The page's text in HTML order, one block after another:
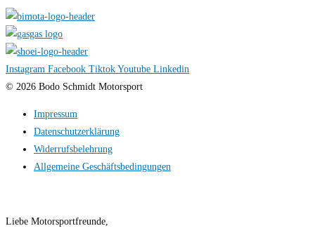
Instagram Facebook Tiktok Youtube Linkedin
© 2026 Bodo Schmidt Motorsport
Impressum
Datenschutzerklärung
Widerrufsbelehrung
Allgemeine Geschäftsbedingungen
Liebe Motorsportfreunde,